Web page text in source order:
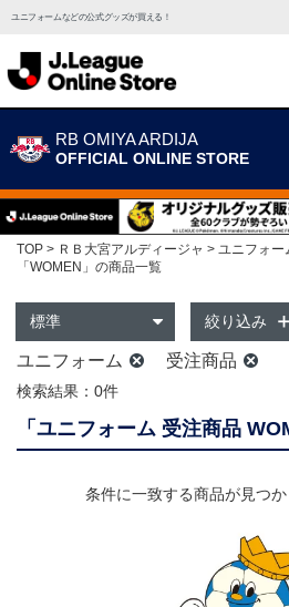
ユニフォームなどの公式グッズが買える！
RB OMIYA ARDIJA
OFFICIAL ONLINE STORE
TOP ＲＢ大宮アルディージャ ユニフォー
「WOMEN」の商品一覧
絞り込み
ユニフォーム 受注商品
検索結果：0件
「ユニフォーム 受注商品
条件に一致する商品が見つか